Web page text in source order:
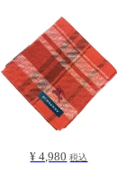
¥ 4,980 税込